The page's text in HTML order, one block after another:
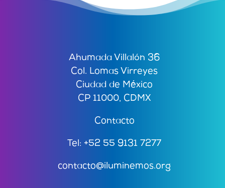
Ahumada Villalón 36
Col. Lomas Virreyes
Ciudad de México
CP 11000, CDMX
Contacto
Tel: +52 55 9131 7277
contacto@iluminemos.org